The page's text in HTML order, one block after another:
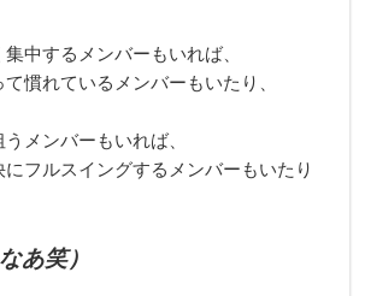
中するメンバーもいれば、
慣れているメンバーもいたり、
メンバーもいれば、
フルスイングするメンバーもいたり
あ笑）